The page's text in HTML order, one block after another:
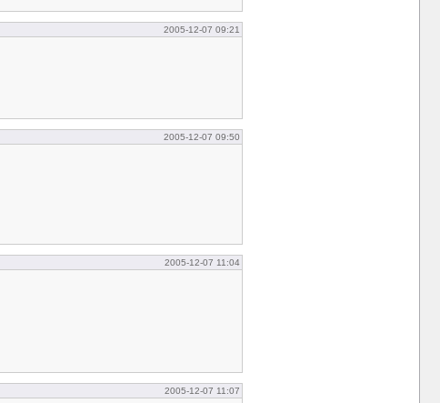
2005-12-07 09:21
2005-12-07 09:50
2005-12-07 11:04
2005-12-07 11:07